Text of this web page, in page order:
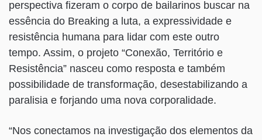
perspectiva fizeram o corpo de bailarinos buscar na
essência do Breaking a luta, a expressividade e
resistência humana para lidar com este outro
tempo. Assim, o projeto “Conexão, Território e
Resistência” nasceu como resposta e também
possibilidade de transformação, desestabilizando a
paralisia e forjando uma nova corporalidade.
“Nos conectamos na investigação dos elementos da